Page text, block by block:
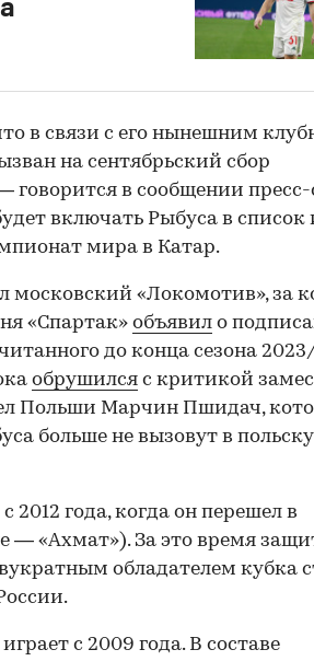
в связи с его нынешним
на сентябрьский сбор
говорится в сообщении
включать Рыбуса в список
мира в Катар.
московский «Локомотив», за
«Спартак» объявил о
до конца сезона
обрушился с критикой
Польши Марчин Пшидач,
больше не вызовут в
2012 года, когда он перешел в
— «Ахмат»). За это время
обладателем кубка
с 2009 года. В составе